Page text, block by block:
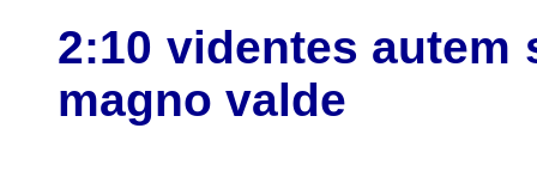
2:10 videntes
magno valde